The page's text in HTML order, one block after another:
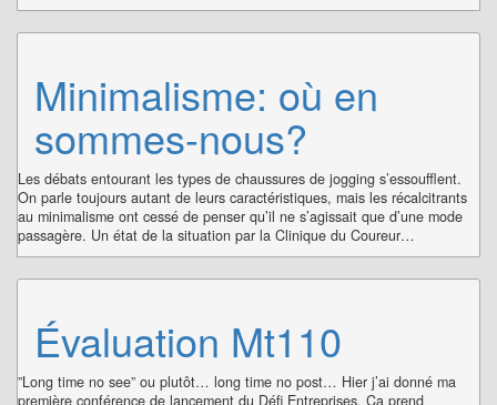
Minimalisme: où en
sommes-nous?
Les débats entourant les types de chaussures de jogging s’essoufflent.
On parle toujours autant de leurs caractéristiques, mais les récalcitrants
au minimalisme ont cessé de penser qu’il ne s’agissait que d’une mode
passagère. Un état de la situation par la Clinique du Coureur…
Évaluation Mt110
”Long time no see” ou plutôt… long time no post… Hier j’ai donné ma
première conférence de lancement du Défi Entreprises. Ça prend